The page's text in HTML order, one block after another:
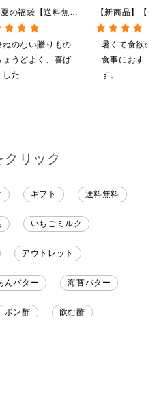
【新商品】【
やしだし茶漬
鯛だし 4食
暑くて食欲の
食事におすす
す。
の福袋【送料無
オンライン限定】
ントキャンペーン実
【のし・ラッピン
粧箱詰め不可】
ねのない贈りもの
ょうどよく、喜ば
した
リック
ギフト 送料無料
いちごミルク
アウトレット
んバター 海苔バター
ポン酢 飲む酢